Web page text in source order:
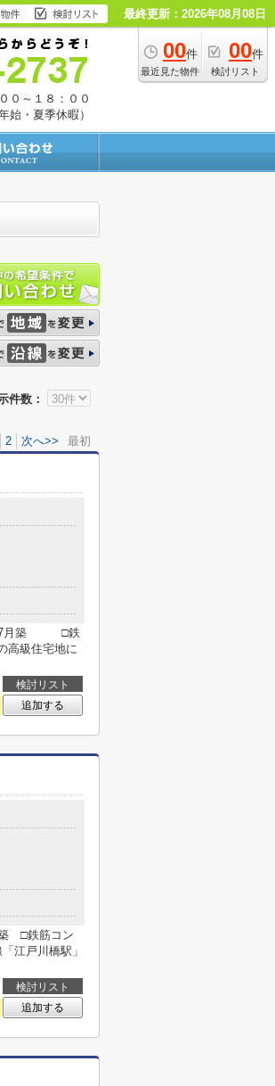
最終更新：2026年08月08日
00件
最近見た物件
00件
検討リスト
０～１８：００
始・夏季休暇）
件数：
2 次へ>> 最初
年7月築 □鉄
高級住宅地に
検討リスト
追加する
築 □鉄筋コン
江戸川橋駅」
検討リスト
追加する